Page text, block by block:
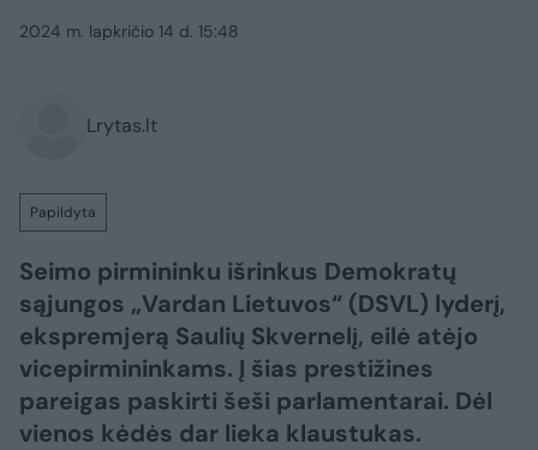
2024 m. lapkričio 14 d. 15:48
Lrytas.lt
Papildyta
Seimo pirmininku išrinkus Demokratų
sąjungos „Vardan Lietuvos“ (DSVL) lyderį,
ekspremjerą Saulių Skvernelį, eilė atėjo
vicepirmininkams. Į šias prestižines
pareigas paskirti šeši parlamentarai. Dėl
vienos kėdės dar lieka klaustukas.